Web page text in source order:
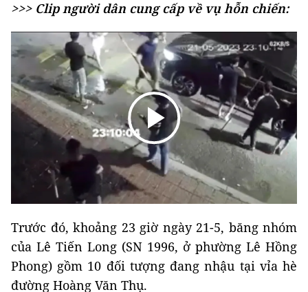
>>> Clip người dân cung cấp về vụ hỗn chiến:
Trước đó, khoảng 23 giờ ngày 21-5, băng nhóm
của Lê Tiến Long (SN 1996, ở phường Lê Hồng
Phong) gồm 10 đối tượng đang nhậu tại vỉa hè
đường Hoàng Văn Thụ.